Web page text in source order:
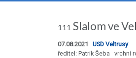
111 Slalom ve
07.08.2021 USD Veltrusy
ředitel: Patrik Šeba vrchní